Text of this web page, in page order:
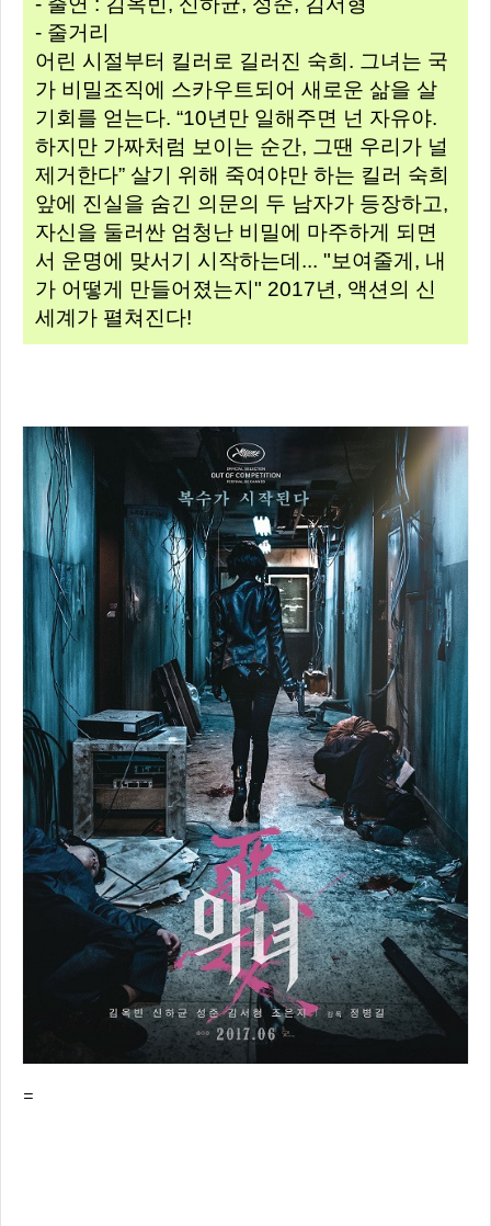
- 줄거리
어린 시절부터 킬러로 길러진 숙희. 그녀는 국
가 비밀조직에 스카우트되어 새로운 삶을 살
기회를 얻는다. “10년만 일해주면 넌 자유야.
하지만 가짜처럼 보이는 순간, 그땐 우리가 널
제거한다” 살기 위해 죽여야만 하는 킬러 숙희
앞에 진실을 숨긴 의문의 두 남자가 등장하고,
자신을 둘러싼 엄청난 비밀에 마주하게 되면
서 운명에 맞서기 시작하는데... "보여줄게, 내
가 어떻게 만들어졌는지" 2017년, 액션의 신
세계가 펼쳐진다!
=